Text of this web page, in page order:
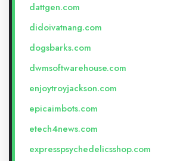
dattgen.com
didoivatnang.com
dogsbarks.com
dwmsoftwarehouse.com
enjoytroyjackson.com
epicaimbots.com
etech4news.com
expresspsychedelicsshop.com